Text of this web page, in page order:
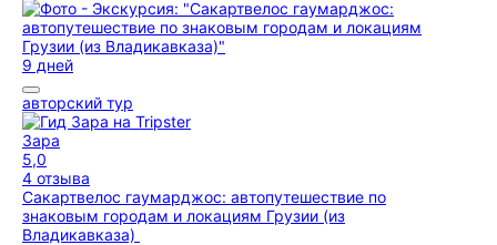
9 дней
авторский тур
Зара
5,0
4 отзыва
Сакартвелос гаумарджос: автопутешествие по
знаковым городам и локациям Грузии (из
Владикавказа)